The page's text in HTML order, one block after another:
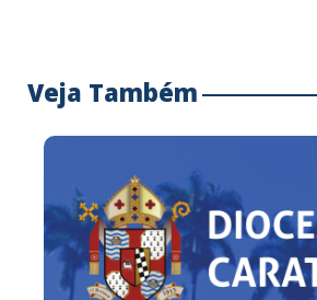
Veja Também